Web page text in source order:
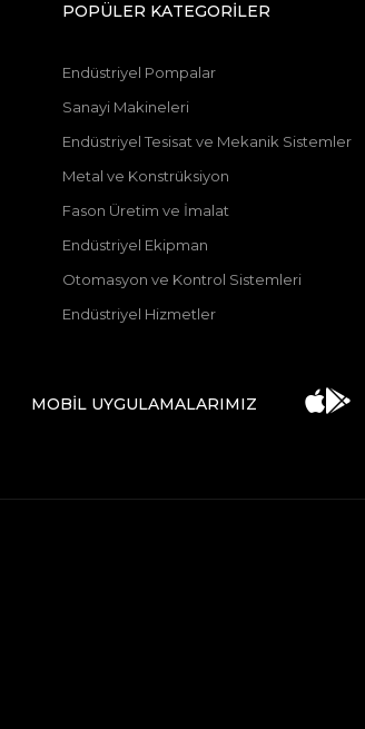
POPÜLER KATEGORİLER
Endüstriyel Pompalar
Sanayi Makineleri
Endüstriyel Tesisat ve Mekanik Sistemler
Metal ve Konstrüksiyon
Fason Üretim ve İmalat
Endüstriyel Ekipman
Otomasyon ve Kontrol Sistemleri
Endüstriyel Hizmetler
MOBİL UYGULAMALARIMIZ